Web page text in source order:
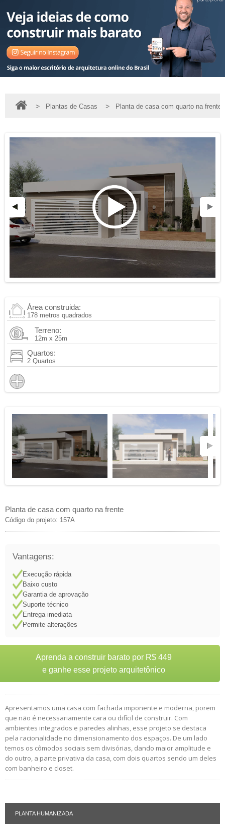
> Plantas de Casas > Planta de casa com quarto na frente
Área construida:
178 metros quadrados
Terreno:
12m x 25m
Quartos:
2 Quartos
Planta de casa com quarto na frente
Código do projeto: 157A
Vantagens:
Execução rápida
Baixo custo
Garantia de aprovação
Suporte técnico
Entrega imediata
Permite alterações
Aprenda a construir barato por R$ 449
e ganhe esse projeto arquitetônico
Apresentamos uma casa com fachada imponente e moderna, porem
que não é necessariamente cara ou difícil de construir. Com
ambientes integrados e paredes alinhas, esse projeto se destaca
pela racionalidade no dimensionamento dos espaços. De um lado
temos os cômodos sociais sem divisórias, dando maior amplitude e
do outro, a parte privativa da casa, com dois quartos sendo um deles
com banheiro e closet.
PLANTA HUMANIZADA